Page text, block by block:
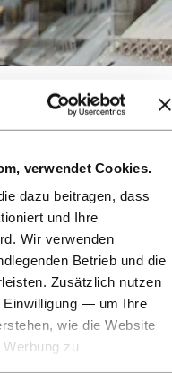
verwendet Cookies.
dazu beitragen, dass
und Ihre
Wir verwenden
Betrieb und die
Zusätzlich nutzen
— um Ihre
wie die Website
zu
Aluminium und